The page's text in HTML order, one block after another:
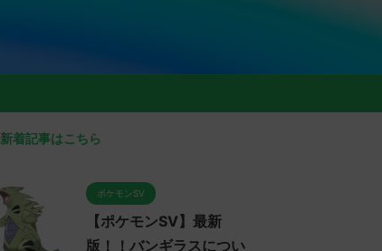
新着記事はこちら
ポケモンSV
【ポケモンSV】最新
版！！バンギラスについ